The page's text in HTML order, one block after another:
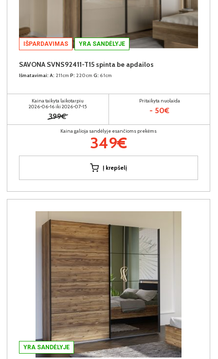
IŠPARDAVIMAS YRA SANDĖLYJE
SAVONA SVNS92411-T15 spinta be apdailos
Išmatavimai: A: 211cm P: 220cm G: 61cm
Kaina taikyta laikotarpiu
2026-06-16 iki 2026-07-15
399€
Pritaikyta nuolaida
- 50€
Kaina galioja sandėlyje esančioms prekėms
349€
Į krepšelį
YRA SANDĖLYJE